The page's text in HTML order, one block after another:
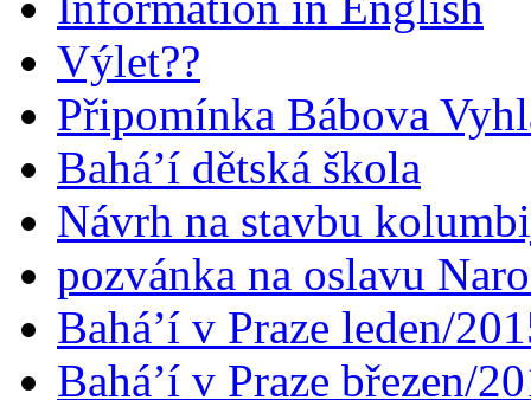
Výlet??
Připomínka Bábova
Bahá’í dětská škola
Návrh na stavbu
pozvánka na oslavu
Bahá’í v Praze leden/
Bahá’í v Praze březen/